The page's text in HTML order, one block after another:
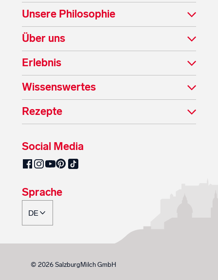
Unsere Philosophie
Über uns
Erlebnis
Wissenswertes
Rezepte
Social Media
SalzburgMilch auf Facebook
SalzburgMilch auf Instagram
SalzburgMilch auf YouTube
SalzburgMilch auf Pinterest
SalzburgMilch auf TikTok
Sprache
© 2026 SalzburgMilch GmbH